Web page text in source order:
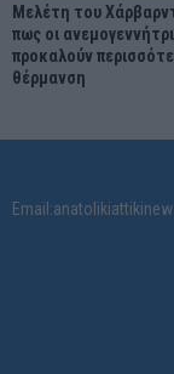
Μελέτη του
πως οι
προκαλούν
θέρμανση